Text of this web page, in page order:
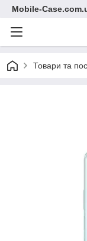
Mobile-
Товари та